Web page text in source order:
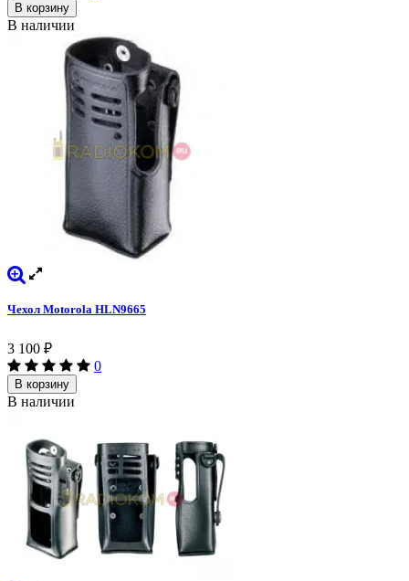
В корзину
В наличии
Чехол Motorola HLN9665
3 100 ₽
0
В корзину
В наличии